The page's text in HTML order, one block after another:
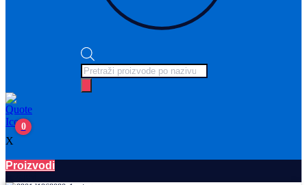
Products
search
0
X
Proizvodi